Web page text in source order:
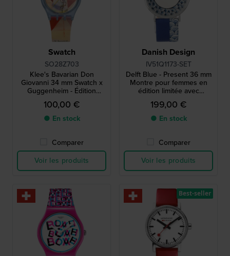
Swatch
SO28Z703
Klee's Bavarian Don
Giovanni 34 mm Swatch x
Guggenheim - Édition
spéciale de la montre
Swatch
100,00 €
● En stock
Comparer
Voir les produits
Danish Design
IV51Q1173-SET
Delft Blue - Present 36 mm
Montre pour femmes en
édition limitée avec
pendentif unique en bleu
de Delft
199,00 €
● En stock
Comparer
Voir les produits
Best-seller